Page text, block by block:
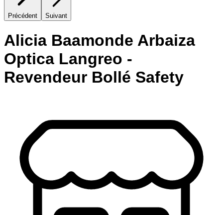
Précédent Suivant
Alicia Baamonde Arbaiza
Optica Langreo -
Revendeur Bollé Safety